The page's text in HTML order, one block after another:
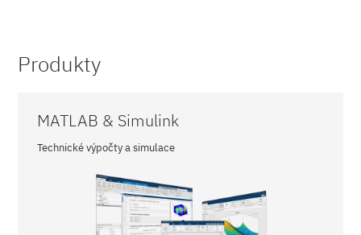
Produkty
MATLAB & Simulink
Technické výpočty a simulace